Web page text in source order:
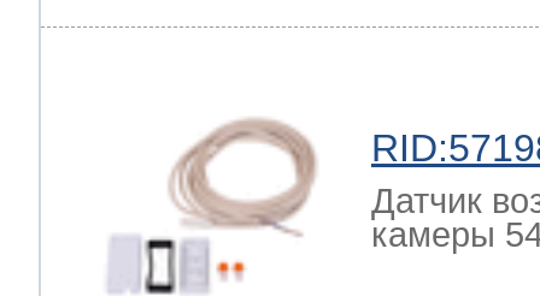
Датчик
камеры